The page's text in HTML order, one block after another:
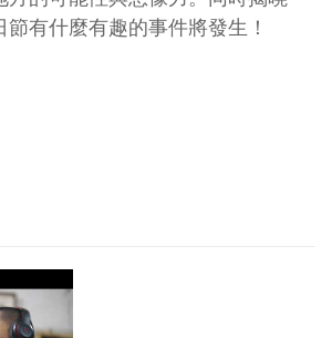
有什麼有趣的事件將發生！